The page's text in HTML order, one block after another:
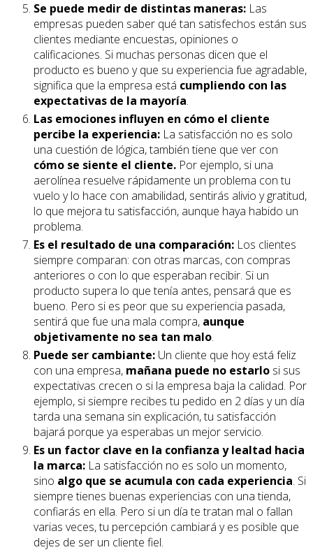
Se puede medir de distintas maneras: Las
empresas pueden saber qué tan satisfechos están sus
clientes mediante encuestas, opiniones o
calificaciones. Si muchas personas dicen que el
producto es bueno y que su experiencia fue agradable,
significa que la empresa está cumpliendo con las
expectativas de la mayoría.
Las emociones influyen en cómo el cliente
percibe la experiencia: La satisfacción no es solo
una cuestión de lógica, también tiene que ver con
cómo se siente el cliente. Por ejemplo, si una
aerolínea resuelve rápidamente un problema con tu
vuelo y lo hace con amabilidad, sentirás alivio y gratitud,
lo que mejora tu satisfacción, aunque haya habido un
problema.
Es el resultado de una comparación: Los clientes
siempre comparan: con otras marcas, con compras
anteriores o con lo que esperaban recibir. Si un
producto supera lo que tenía antes, pensará que es
bueno. Pero si es peor que su experiencia pasada,
sentirá que fue una mala compra, aunque
objetivamente no sea tan malo.
Puede ser cambiante: Un cliente que hoy está feliz
con una empresa, mañana puede no estarlo si sus
expectativas crecen o si la empresa baja la calidad. Por
ejemplo, si siempre recibes tu pedido en 2 días y un día
tarda una semana sin explicación, tu satisfacción
bajará porque ya esperabas un mejor servicio.
Es un factor clave en la confianza y lealtad hacia
la marca: La satisfacción no es solo un momento,
sino algo que se acumula con cada experiencia. Si
siempre tienes buenas experiencias con una tienda,
confiarás en ella. Pero si un día te tratan mal o fallan
varias veces, tu percepción cambiará y es posible que
dejes de ser un cliente fiel.